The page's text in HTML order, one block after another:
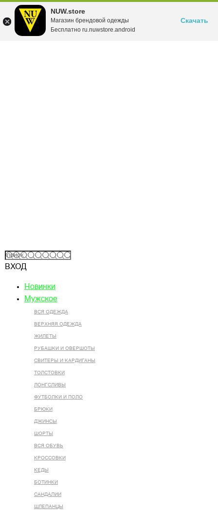
NUW.store
Магазин брендовой одежды
Бесплатно ru.nuwstore.android
Скачать
ВХОД
Новинки
Мужское
ВСЯ ОДЕЖДА
ВЕРХНЯЯ ОДЕЖДА
ЖИЛЕТЫ
РУБАШКИ И ОВЕРШОТЫ
СВИТЕРЫ И КАРДИГАНЫ
ТОЛСТОВКИ
ЛОНГСЛИВЫ
ФУТБОЛКИ И ПОЛО
БРЮКИ
ДЖИНСЫ
ШОРТЫ
ВСЯ ОБУВЬ
КРОССОВКИ
КЕДЫ
БОТИНКИ
САНДАЛИИ
ШЛЕПАНЦЫ